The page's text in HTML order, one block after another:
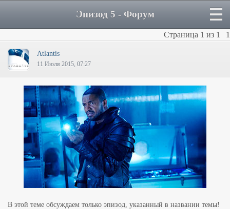
Эпизод 5 - Форум
Страница 1 из 1 1
Atlantis
11 Июля 2015, 07:27
В этой теме обсуждаем только эпизод, указанный в названии темы!